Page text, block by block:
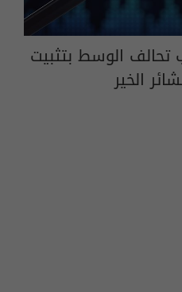
تحالف الوسط بتثبيت
الخير